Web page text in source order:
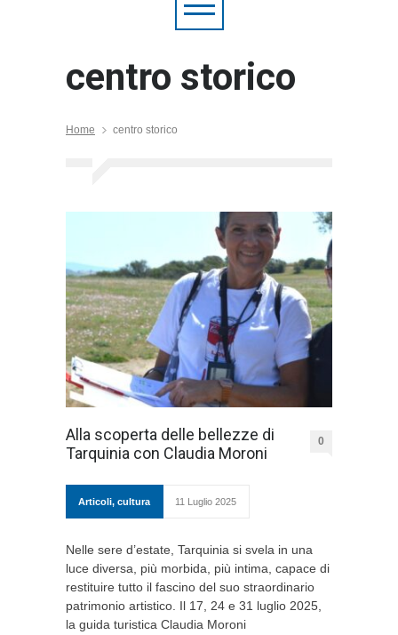
centro storico
Home centro storico
Alla scoperta delle bellezze di
Tarquinia con Claudia Moroni
0
Articoli, cultura 11 Luglio 2025
Nelle sere d’estate, Tarquinia si svela in una
luce diversa, più morbida, più intima, capace di
restituire tutto il fascino del suo straordinario
patrimonio artistico. Il 17, 24 e 31 luglio 2025,
la guida turistica Claudia Moroni